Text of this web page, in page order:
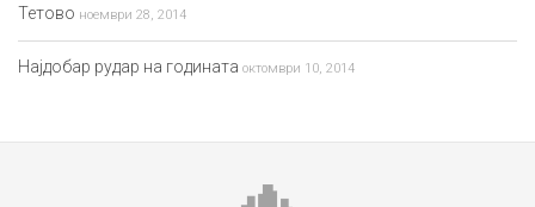
Тетово ноември 28, 2014
Најдобар рудар на годината октомври 10, 2014